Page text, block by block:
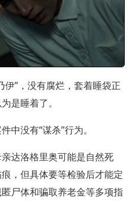
伊”，没有腐烂，套着睡袋正
是睡着了。
中没有“谋杀”行为。
达洛格里奥可能是自然死
，但具体要等检验后才能定
尸体和骗取养老金等多项指